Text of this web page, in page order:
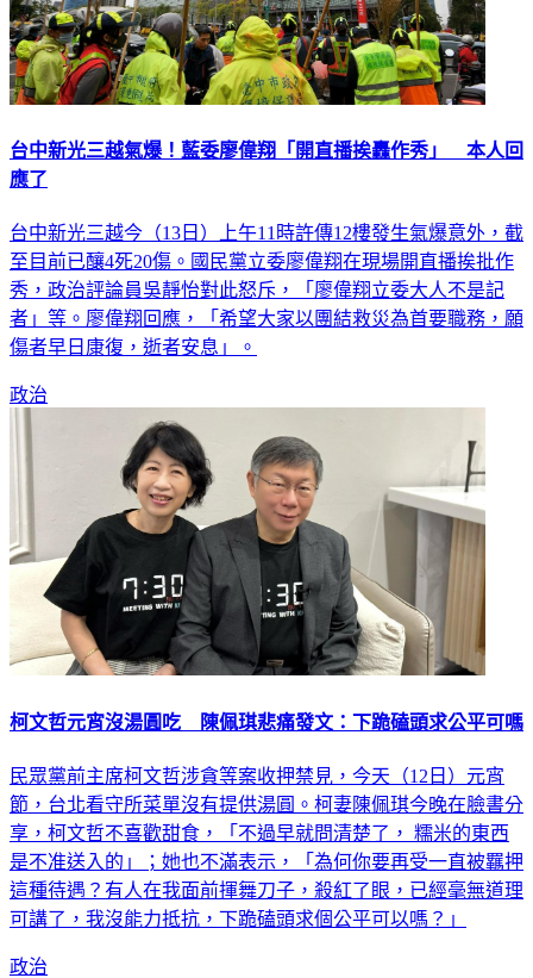
台中新光三越氣爆！藍委廖偉翔「開直播挨轟作秀」 本人回
應了
台中新光三越今（13日）上午11時許傳12樓發生氣爆意外，截
至目前已釀4死20傷。國民黨立委廖偉翔在現場開直播挨批作
秀，政治評論員吳靜怡對此怒斥，「廖偉翔立委大人不是記
者」等。廖偉翔回應，「希望大家以團結救災為首要職務，願
傷者早日康復，逝者安息」。
政治
柯文哲元宵沒湯圓吃 陳佩琪悲痛發文：下跪磕頭求公平可嗎
民眾黨前主席柯文哲涉貪等案收押禁見，今天（12日）元宵
節，台北看守所菜單沒有提供湯圓。柯妻陳佩琪今晚在臉書分
享，柯文哲不喜歡甜食，「不過早就問清楚了， 糯米的東西
是不准送入的」；她也不滿表示，「為何你要再受一直被羈押
這種待遇？有人在我面前揮舞刀子，殺紅了眼，已經毫無道理
可講了，我沒能力抵抗，下跪磕頭求個公平可以嗎？」
政治